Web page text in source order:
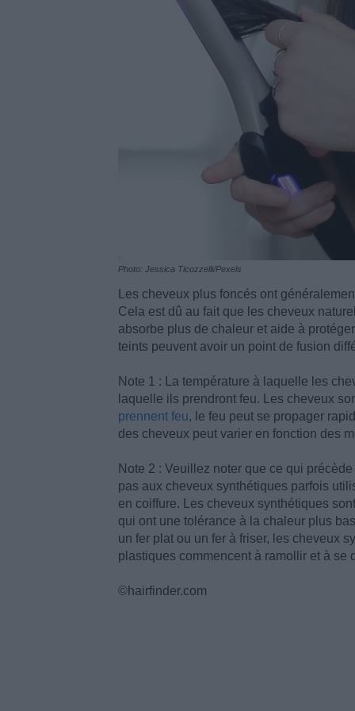
Photo: Jessica Ticozzelli/Pexels
Les cheveux plus foncés ont
Cela est dû au fait que les cheveux
absorbe plus de chaleur et aide à
teints peuvent avoir un point de fusion
Note 1 : La température à laquelle les
laquelle ils prendront feu. Les cheveux
prennent feu, le feu peut se propager
des cheveux peut varier en fonction des
Note 2 : Veuillez noter que ce qui
pas aux cheveux synthétiques parfois
en coiffure. Les cheveux synthétiques
qui ont une tolérance à la chaleur plus
un fer plat ou un fer à friser, les cheveux
plastiques commencent à ramollir et à se
©hairfinder.com